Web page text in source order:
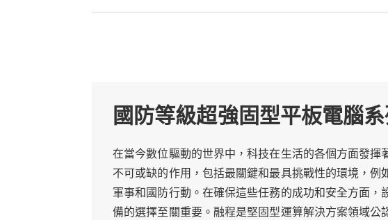
融程國防等級超強固型平板電腦經過精心設計，能夠承受
STD-810G和IP65或更高等級。這些認證確保了其耐跌落
國防等級超強固型平板電腦不僅堅固，而且堅固。他們在
存選項，可輕鬆處理複雜的資料處理、資源密集型應用程
● 陽光下可讀取的顯示：
國防等級超強固型平板電腦系
在當今數位驅動的世界中，科技在生活的各個方面發揮
不可或缺的作用，包括最關鍵和最具挑戰性的環境，例
軍事和國防行動。在確保這些任務的成功和安全方面，
備的選擇至關重要。融程是堅固型運算解決方案領域公